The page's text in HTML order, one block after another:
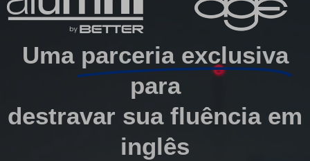
Uma parceria exclusiva
para
destravar sua fluência em
inglês